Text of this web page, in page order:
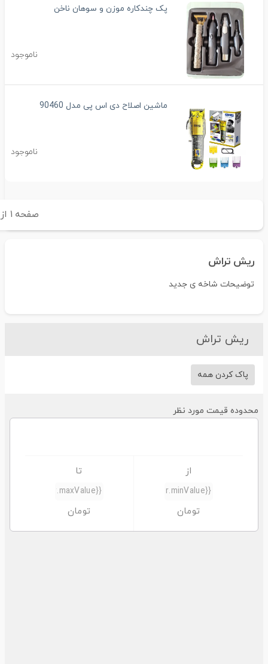
پک چندکاره موزن و سوهان ناخن
ناموجود
ماشین اصلاح دی اس پی مدل 90460
ناموجود
صفحه ۱ از ۱
ریش تراش
توضیحات شاخه ی جدید
ریش تراش
پاک کردن همه
قیمت مورد نظر